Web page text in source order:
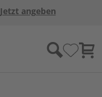
Jetzt angeben